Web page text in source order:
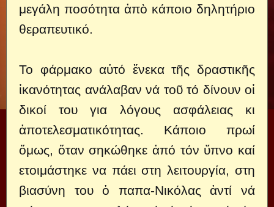
μεγάλη ποσότητα ἀπὸ κάποιο δηλητήριο
θεραπευτικό.
Το φάρμακο αὐτό ἕνεκα τῆς δραστικῆς
ἱκανότητας ανάλαβαν νά τοῦ τό δίνουν οἱ
δικοί του για λόγους ασφάλειας κι
ἀποτελεσματικότητας. Κάποιο πρωί
ὅμως, ὅταν σηκώθηκε ἀπό τόν ὕπνο καί
ετοιμάστηκε να πάει στη λειτουργία, στη
βιασύνη του ὁ παπα-Νικόλας ἀντί νά